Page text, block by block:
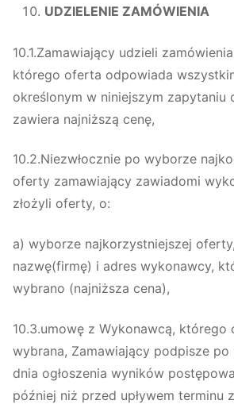
UDZIELENIE ZAMÓWIENIA
10.1.Zamawiający udzieli
którego oferta odpowiada
określonym w niniejszym zapytaniu
zawiera najniższą cenę,
10.2.Niezwłocznie po wyborze
oferty zamawiający zawiadomi
złożyli oferty, o:
a) wyborze najkorzystniejszej
nazwę(firmę) i adres wykonawcy,
wybrano (najniższa cena),
10.3.umowę z Wykonawcą,
wybrana, Zamawiający podpisze po
dnia ogłoszenia wyników
później niż przed upływem terminu